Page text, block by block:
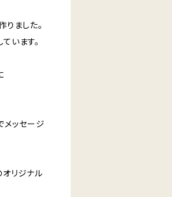
ました。
います。
メッセージ
リジナル